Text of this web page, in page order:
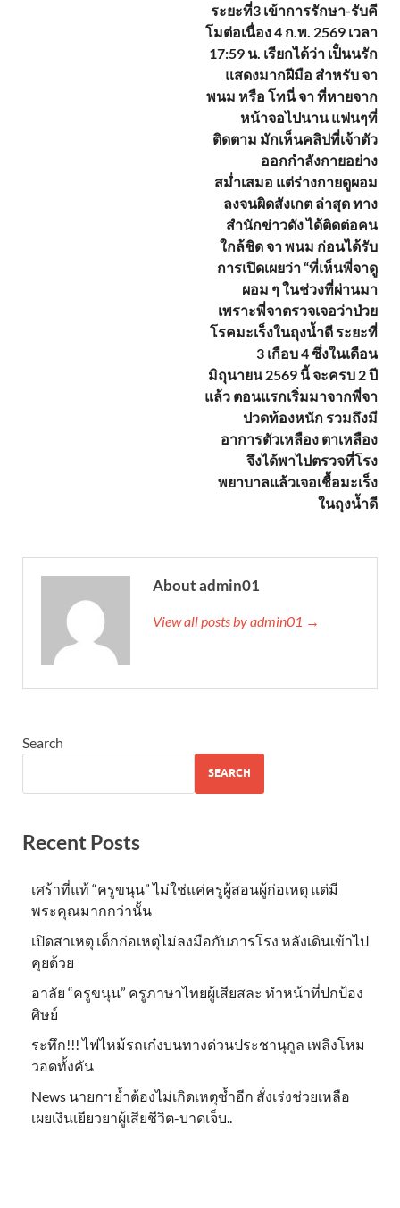
ระยะที่3 เข้าการรักษา-รับคี
โมต่อเนื่อง 4 ก.พ. 2569 เวลา
17:59 น. เรียกได้ว่า เป็๋นนรัก
แสดงมากฝีมือ สำหรับ จา
พนม หรือ โทนี่ จา ที่หายจาก
หน้าจอไปนาน แฟนๆที่
ติดตาม มักเห็นคลิปที่เจ้าตัว
ออกกำลังกายอย่าง
สม่ำเสมอ แต่ร่างกายดูผอม
ลงจนผิดสังเกต ล่าสุด ทาง
สำนักข่าวดัง ได้ติดต่อคน
ใกล้ชิด จา พนม ก่อนได้รับ
การเปิดเผยว่า “ที่เห็นพี่จาดู
ผอม ๆ ในช่วงที่ผ่านมา
เพราะพี่จาตรวจเจอว่าป่วย
โรคมะเร็งในถุงน้ำดี ระยะที่
3 เกือบ 4 ซึ่งในเดือน
มิถุนายน 2569 นี้ จะครบ 2 ปี
แล้ว ตอนแรกเริ่มมาจากพี่จา
ปวดท้องหนัก รวมถึงมี
อาการตัวเหลือง ตาเหลือง
จึงได้พาไปตรวจที่โรง
พยาบาลแล้วเจอเชื้อมะเร็ง
ในถุงน้ำดี
About admin01
View all posts by admin01 →
Search
SEARCH
Recent Posts
เศร้าที่แท้ “ครูขนุน” ไม่ใช่แค่ครูผู้สอนผู้ก่อเหตุ แต่มี
พระคุณมากกว่านั้น
เปิดสาเหตุ เด็กก่อเหตุไม่ลงมือกับภารโรง หลังเดินเข้าไป
คุยด้วย
อาลัย “ครูขนุน” ครูภาษาไทยผู้เสียสละ ทำหน้าที่ปกป้อง
ศิษย์
ระทึก!!! ไฟไหม้รถเก๋งบนทางด่วนประชานุกูล เพลิงโหม
วอดทั้งคัน
News นายกฯ ย้ำต้องไม่เกิดเหตุซ้ำอีก สั่งเร่งช่วยเหลือ
เผยเงินเยียวยาผู้เสียชีวิต-บาดเจ็บ..